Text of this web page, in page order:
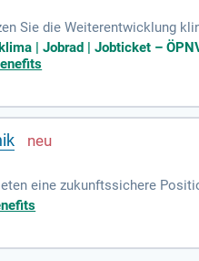
Sie die Weiterentwicklung
Sie an der Optimierung
| Jobrad | Jobticket –
eine zukunftssichere
in Pharma, Biotechnologie
und gute PC-
das mit moderner IT-